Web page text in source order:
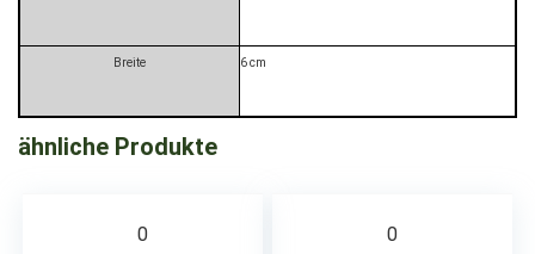
Breite 6 cm
ähnliche Produkte
0 0